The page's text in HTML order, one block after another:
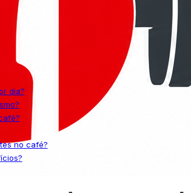
dia?
no café?